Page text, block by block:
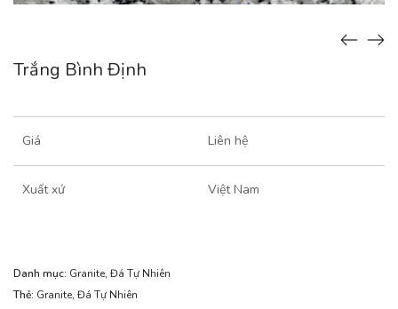
Trắng Bình Định
Giá Liên hệ
Xuất xứ Việt Nam
Danh mục: Granite, Đá Tự Nhiên
Thẻ: Granite, Đá Tự Nhiên